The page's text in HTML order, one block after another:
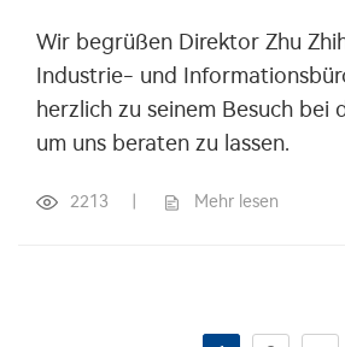
Wir begrüßen Direktor Zhu
Industrie- und
herzlich zu seinem Besuch bei
um uns beraten zu lassen.
2213 Mehr lesen